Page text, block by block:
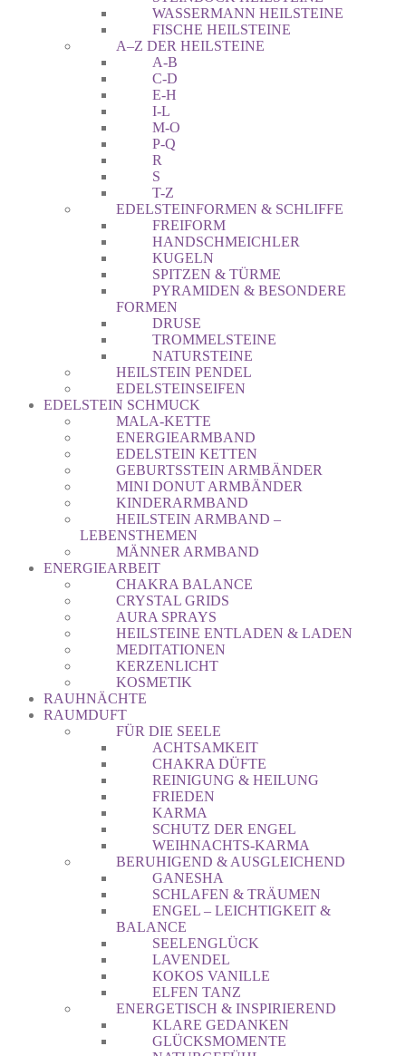
WASSERMANN HEILSTEINE
FISCHE HEILSTEINE
A–Z DER HEILSTEINE
A-B
C-D
E-H
I-L
M-O
P-Q
R
S
T-Z
EDELSTEINFORMEN & SCHLIFFE
FREIFORM
HANDSCHMEICHLER
KUGELN
SPITZEN & TÜRME
PYRAMIDEN & BESONDERE
FORMEN
DRUSE
TROMMELSTEINE
NATURSTEINE
HEILSTEIN PENDEL
EDELSTEINSEIFEN
EDELSTEIN SCHMUCK
MALA-KETTE
ENERGIEARMBAND
EDELSTEIN KETTEN
GEBURTSSTEIN ARMBÄNDER
MINI DONUT ARMBÄNDER
KINDERARMBAND
HEILSTEIN ARMBAND –
LEBENSTHEMEN
MÄNNER ARMBAND
ENERGIEARBEIT
CHAKRA BALANCE
CRYSTAL GRIDS
AURA SPRAYS
HEILSTEINE ENTLADEN & LADEN
MEDITATIONEN
KERZENLICHT
KOSMETIK
RAUHNÄCHTE
RAUMDUFT
FÜR DIE SEELE
ACHTSAMKEIT
CHAKRA DÜFTE
REINIGUNG & HEILUNG
FRIEDEN
KARMA
SCHUTZ DER ENGEL
WEIHNACHTS-KARMA
BERUHIGEND & AUSGLEICHEND
GANESHA
SCHLAFEN & TRÄUMEN
ENGEL – LEICHTIGKEIT &
BALANCE
SEELENGLÜCK
LAVENDEL
KOKOS VANILLE
ELFEN TANZ
ENERGETISCH & INSPIRIEREND
KLARE GEDANKEN
GLÜCKSMOMENTE